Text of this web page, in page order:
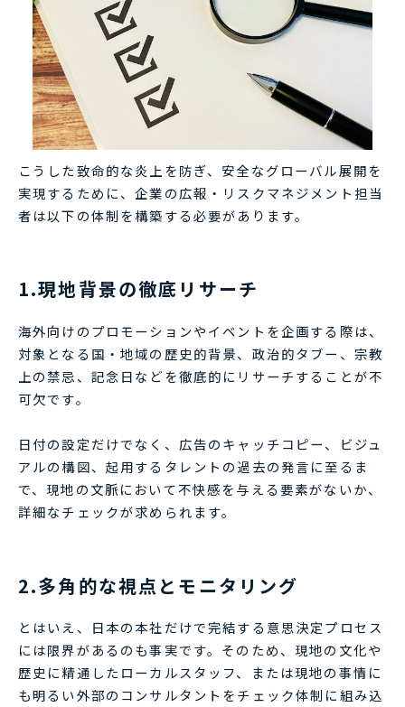
こうした致命的な炎上を防ぎ、安全なグローバル展開を
実現するために、企業の広報・リスクマネジメント担当
者は以下の体制を構築する必要があります。
1.現地背景の徹底リサーチ
海外向けのプロモーションやイベントを企画する際は、
対象となる国・地域の歴史的背景、政治的タブー、宗教
上の禁忌、記念日などを徹底的にリサーチすることが不
可欠です。
日付の設定だけでなく、広告のキャッチコピー、ビジュ
アルの構図、起用するタレントの過去の発言に至るま
で、現地の文脈において不快感を与える要素がないか、
詳細なチェックが求められます。
2.多角的な視点とモニタリング
とはいえ、日本の本社だけで完結する意思決定プロセス
には限界があるのも事実です。そのため、現地の文化や
歴史に精通したローカルスタッフ、または現地の事情に
も明るい外部のコンサルタントをチェック体制に組み込